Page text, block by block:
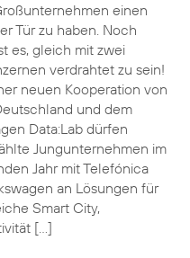
einen
Tür zu haben. Noch
es, gleich mit zwei
verdrahtet zu sein!
neuen Kooperation von
und dem
Data:Lab dürfen
Jungunternehmen im
Jahr mit Telefónica
an Lösungen für
Smart City,
[…]